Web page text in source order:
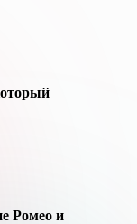
Ромео и